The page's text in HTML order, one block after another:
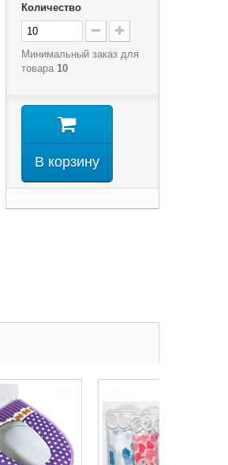
Количество
Минимальный заказ для
товара 10
В корзину